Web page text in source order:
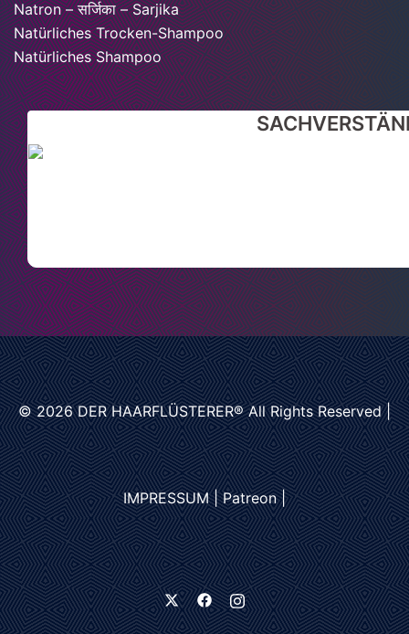
Natron – सर्जिका – Sarjika
Natürliches Trocken-Shampoo
Natürliches Shampoo
© 2026DER HAARFLÜSTERER®All Rights Reserved |
IMPRESSUM|Patreon|